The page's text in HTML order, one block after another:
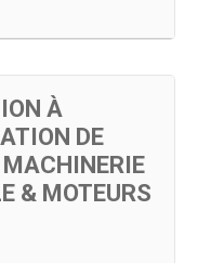
À
DE
& MOTEURS